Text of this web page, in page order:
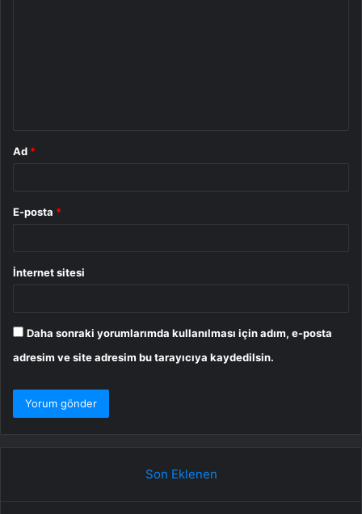
Ad *
E-posta *
İnternet sitesi
Daha sonraki yorumlarımda kullanılması için adım, e-posta
adresim ve site adresim bu tarayıcıya kaydedilsin.
Son Eklenen